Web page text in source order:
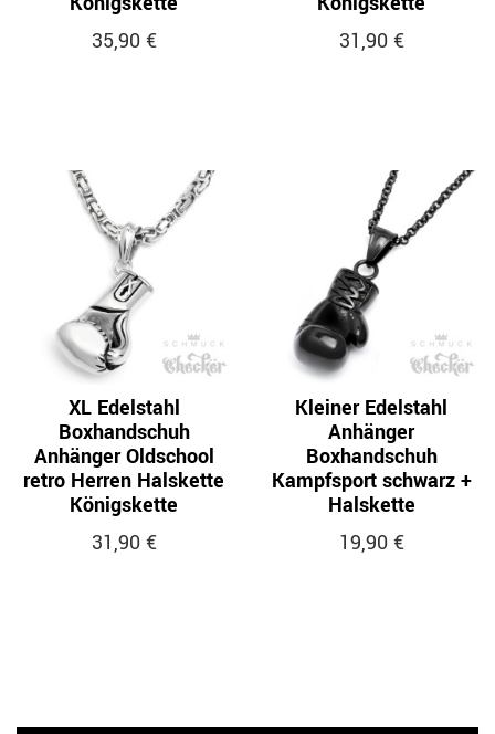
35,90 € 31,90 €
XL Edelstahl
Boxhandschuh
Anhänger Oldschool
retro Herren Halskette
Königskette
31,90 €
Kleiner Edelstahl
Anhänger
Boxhandschuh
Kampfsport schwarz +
Halskette
19,90 €